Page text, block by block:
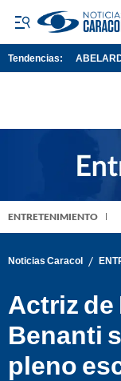
Tendencias:
ENTRETENIMIENTO
Noticias Caracol /
Actriz
Benanti
pleno